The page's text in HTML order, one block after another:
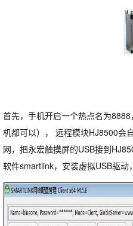
首先，手机开启一个热点名为
机都可以）， 远程模块HJ8500会
网，把永宏触摸屏的USB接到
软件smartlink，安装虚拟USB驱动，